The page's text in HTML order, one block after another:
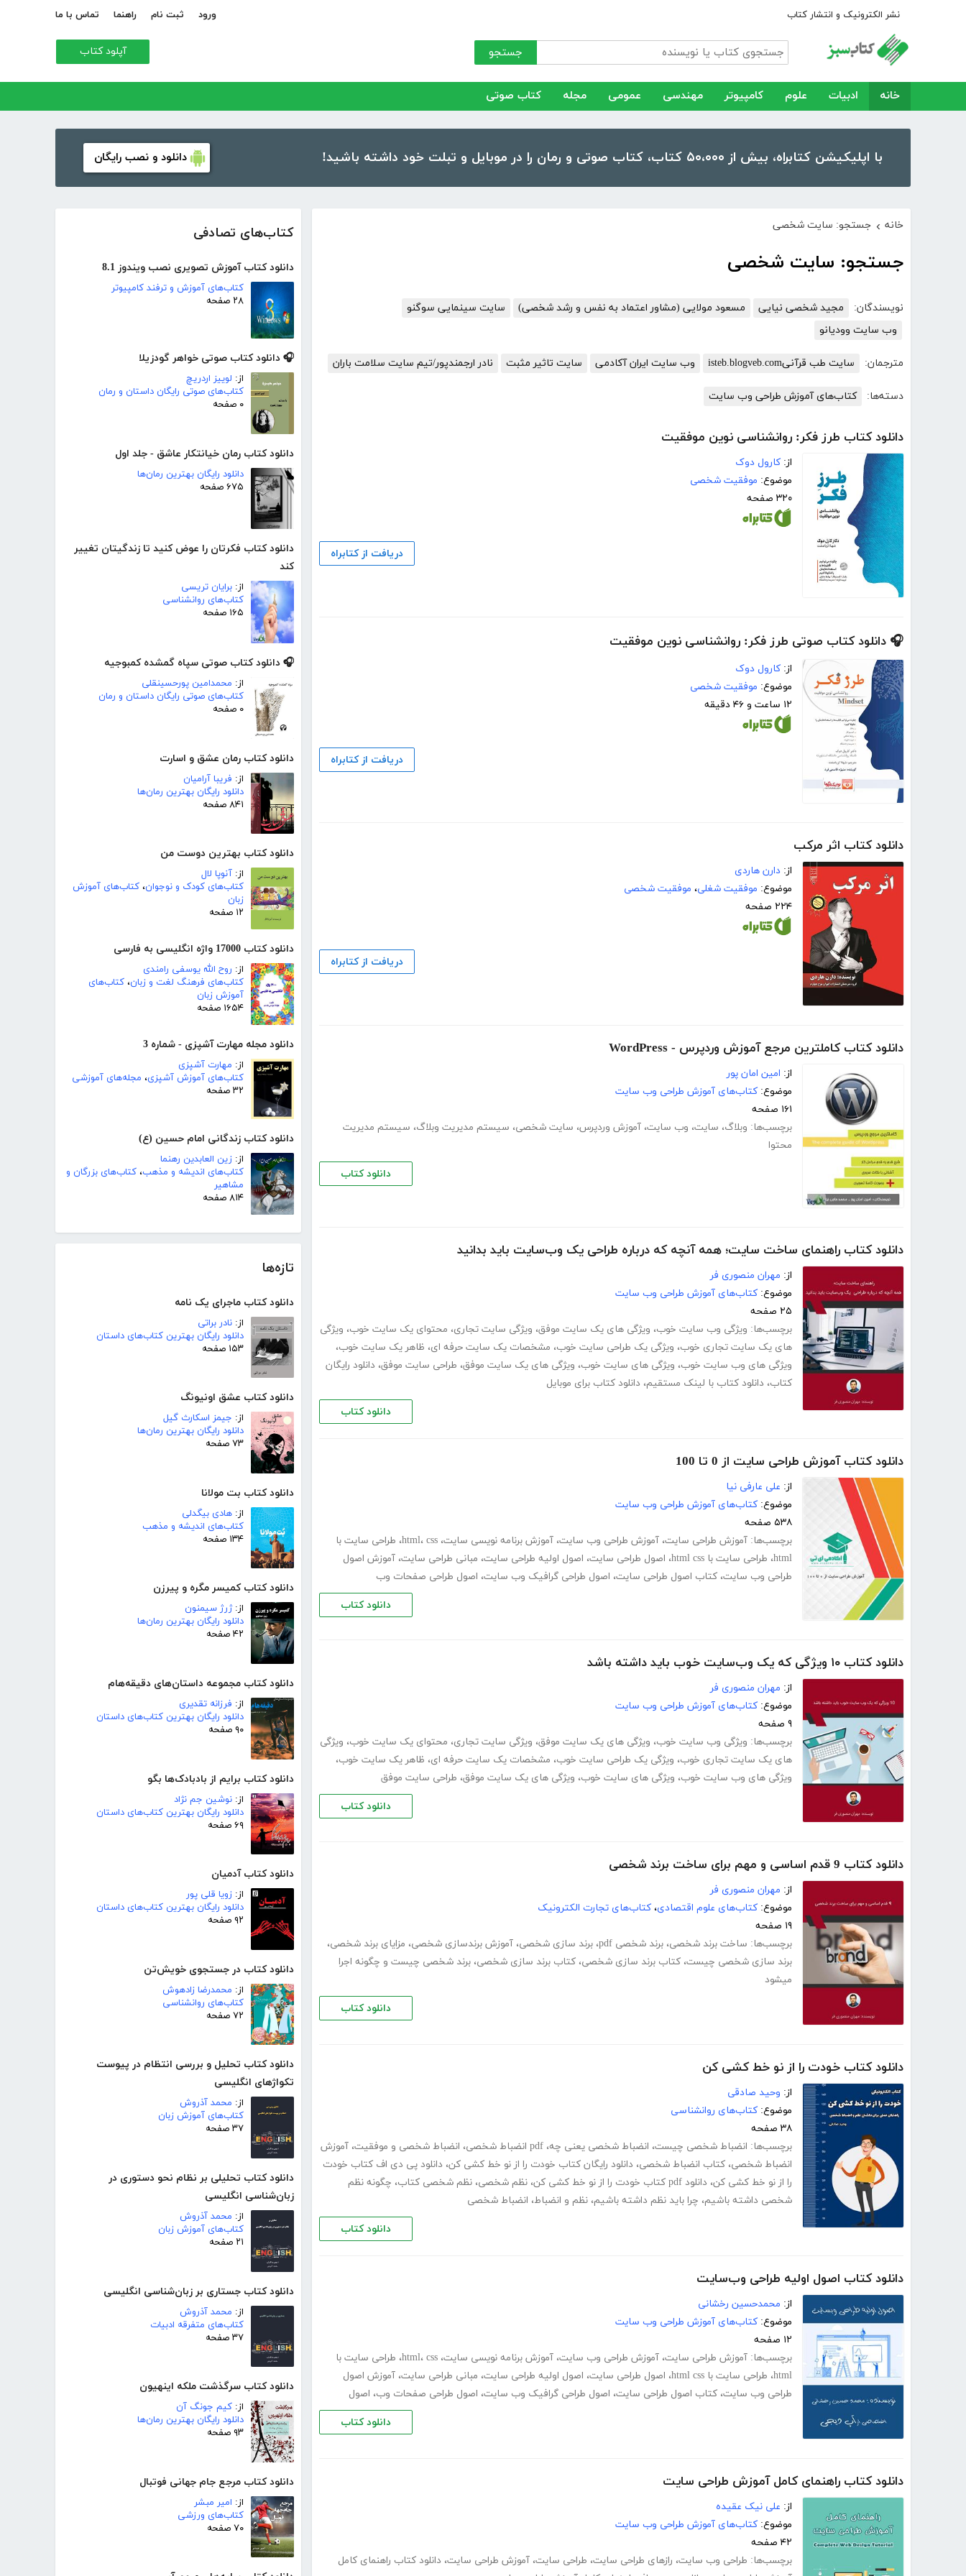
نشر الکترونیک و انتشار کتاب ورود ثبت نام راهنما تماس با ما
جستجو آپلود کتاب
خانه ادبیات علوم کامپیوتر مهندسی عمومی مجله کتاب صوتی
با اپلیکیشن کتابراه، بیش از ۵۰،۰۰۰ کتاب، کتاب صوتی و رمان را در موبایل و تبلت خود داشته باشید! دانلود و نصب رایگان
کتاب‌های تصادفی
دانلود کتاب آموزش تصویری نصب ویندوز 8.1
کتاب‌های آموزش و ترفند کامپیوتر
۲۸ صفحه
🎧 دانلود کتاب صوتی خواهر گودزیلا
از: لوییز اردریچ
کتاب‌های صوتی رایگان داستان و رمان
۰ صفحه
دانلود کتاب رمان خیانتکار عاشق - جلد اول
دانلود رایگان بهترین رمان‌ها
۶۷۵ صفحه
دانلود کتاب فکرتان را عوض کنید تا زندگیتان تغییر
کند
از: برایان تریسی
کتاب‌های روانشناسی
۱۶۵ صفحه
🎧 دانلود کتاب صوتی سپاه گمشده کمبوجیه
از: محمدامین پورحسینقلی
کتاب‌های صوتی رایگان داستان و رمان
۰ صفحه
دانلود کتاب رمان عشق و اسارت
از: فریبا آرامیان
دانلود رایگان بهترین رمان‌ها
۸۴۱ صفحه
دانلود کتاب بهترین دوست من
از: آنوپا لال
کتاب‌های کودک و نوجوان، کتاب‌های آموزش
زبان
۱۲ صفحه
دانلود کتاب 17000 واژه انگلیسی به فارسی
از: روح الله یوسفی رامندی
کتاب‌های فرهنگ لغت و زبان، کتاب‌های
آموزش زبان
۱۶۵۴ صفحه
دانلود مجله مهارت آشپزی - شماره 3
از: مهارت آشپزی
کتاب‌های آموزش آشپزی، مجله‌های آموزشی
۳۲ صفحه
دانلود کتاب زندگانی امام حسین (ع)
از: زین العابدین رهنما
کتاب‌های اندیشه و مذهب، کتاب‌های بزرگان و
مشاهیر
۸۱۴ صفحه
تازه‌ها
دانلود کتاب ماجرای یک نامه
از: نادر براتی
دانلود رایگان بهترین کتاب‌های داستان
۱۵۳ صفحه
دانلود کتاب عشق اونیونگ
از: جیمز اسکارث گیل
دانلود رایگان بهترین رمان‌ها
۷۳ صفحه
دانلود کتاب بت مولانا
از: هادی بیگدلی
کتاب‌های اندیشه و مذهب
۱۳۴ صفحه
دانلود کتاب کمیسر مگره و پیرزن
از:ژرژ سیمنون
دانلود رایگان بهترین رمان‌ها
۴۲ صفحه
دانلود کتاب مجموعه داستان‌های دقیقه‌هام
از: فرزانه تقدیری
دانلود رایگان بهترین کتاب‌های داستان
۹۰ صفحه
دانلود کتاب برایم از بادبادک‌ها بگو
از: نوشین جم نژاد
دانلود رایگان بهترین کتاب‌های داستان
۶۹ صفحه
دانلود کتاب آدمیان
از: زویا قلی پور
دانلود رایگان بهترین کتاب‌های داستان
۹۲ صفحه
دانلود کتاب در جستجوی خویش‌تن
از: محمدرضا زادهوش
کتاب‌های روانشناسی
۷۲ صفحه
دانلود کتاب تحلیل و بررسی انتظام در پیوست
تکواژهای انگلیسی
از: محمد آذروش
کتاب‌های آموزش زبان
۳۷ صفحه
دانلود کتاب تحلیلی بر نظام نحو دستوری در
زبان‌شناسی انگلیسی
از: محمد آذروش
کتاب‌های آموزش زبان
۲۱ صفحه
دانلود کتاب جستاری بر زبان‌شناسی انگلیسی
از: محمد آذروش
کتاب‌های متفرقه ادبیات
۳۷ صفحه
دانلود کتاب سرگذشت ملکه اینهیون
از: کیم جونگ آن
دانلود رایگان بهترین رمان‌ها
۹۳ صفحه
دانلود کتاب مرجع جام جهانی فوتبال
از: امیر مبشر
کتاب‌های ورزشی
۷۰ صفحه
خانه › جستجو: سایت شخصی
جستجو: سایت شخصی
نویسندگان: مجید شخصی نیایی مسعود مولایی (مشاور اعتماد به نفس و رشد شخصی)
سایت سینمایی سوگنو
وب سایت وودیانو
مترجمان: سایت طب قرآنیisteb.blogveb.com وب سایت ایران آکادمی سایت تاثیر مثبت نادر ارجمندپور/تیم سایت سلامت باران
دسته‌ها: کتاب‌های آموزش طراحی وب سایت
دانلود کتاب طرز فکر: روانشناسی نوین موفقیت
از: کارول دوک
موضوع: موفقیت شخصی
۳۲۰ صفحه
دریافت از کتابراه
🎧 دانلود کتاب صوتی طرز فکر: روانشناسی نوین موفقیت
از: کارول دوک
موضوع: موفقیت شخصی
۱۲ ساعت و ۴۶ دقیقه
دریافت از کتابراه
دانلود کتاب اثر مرکب
از: دارن هاردی
موضوع: موفقیت شغلی، موفقیت شخصی
۲۲۴ صفحه
دریافت از کتابراه
دانلود کتاب کاملترین مرجع آموزش وردپرس - WordPress
از: امین امان پور
موضوع: کتاب‌های آموزش طراحی وب سایت
۱۶۱ صفحه
برچسب‌ها: وبلاگ، سایت، وب سایت، آموزش وردپرس، سایت شخصی، سیستم مدیریت وبلاگ، سیستم مدیریت
محتوا
دانلود کتاب
دانلود کتاب راهنمای ساخت سایت؛ همه آنچه که درباره طراحی یک وب‌سایت باید بدانید
از: مهران منصوری فر
موضوع: کتاب‌های آموزش طراحی وب سایت
۲۵ صفحه
برچسب‌ها: ویژگی وب سایت خوب، ویژگی های یک سایت موفق، ویژگی سایت تجاری، محتوای یک سایت خوب، ویژگی
های یک سایت تجاری خوب، ویژگی یک طراحی سایت خوب، مشخصات یک سایت حرفه ای، ظاهر یک سایت خوب،
ویژگی های وب سایت خوب، ویژگی های سایت خوب، ویژگی های یک سایت موفق، طراحی سایت موفق، دانلود رایگان
کتاب، دانلود کتاب با لینک مستقیم، دانلود کتاب برای موبایل
دانلود کتاب
دانلود کتاب آموزش طراحی سایت از 0 تا 100
از: علی عارفی نیا
موضوع: کتاب‌های آموزش طراحی وب سایت
۵۳۸ صفحه
برچسب‌ها: آموزش طراحی سایت، آموزش طراحی وب سایت، آموزش برنامه نویسی سایت، html، css ، طراحی سایت با
html، طراحی سایت با html css ، اصول طراحی سایت، اصول اولیه طراحی سایت، مبانی طراحی سایت، آموزش اصول
طراحی وب سایت، کتاب اصول طراحی سایت، اصول طراحی گرافیک وب سایت، اصول طراحی صفحات وب
دانلود کتاب
دانلود کتاب ۱۰ ویژگی که یک وب‌سایت خوب باید داشته باشد
از: مهران منصوری فر
موضوع: کتاب‌های آموزش طراحی وب سایت
۹ صفحه
برچسب‌ها: ویژگی وب سایت خوب، ویژگی های یک سایت موفق، ویژگی سایت تجاری، محتوای یک سایت خوب، ویژگی
های یک سایت تجاری خوب، ویژگی یک طراحی سایت خوب، مشخصات یک سایت حرفه ای، ظاهر یک سایت خوب،
ویژگی های وب سایت خوب، ویژگی های سایت خوب، ویژگی های یک سایت موفق، طراحی سایت موفق
دانلود کتاب
دانلود کتاب 9 قدم اساسی و مهم برای ساخت برند شخصی
از: مهران منصوری فر
موضوع: کتاب‌های علوم اقتصادی، کتاب‌های تجارت الکترونیک
۱۹ صفحه
برچسب‌ها: ساخت برند شخصی، برند شخصی pdf ، برند سازی شخصی، آموزش برندسازی شخصی، مزایای برند شخصی،
برند سازی شخصی چیست، کتاب برند سازی شخصی، کتاب برند سازی شخصی، برند شخصی چیست و چگونه اجرا
میشود
دانلود کتاب
دانلود کتاب خودت را از نو خط کشی کن
از: وحید صادقی
موضوع: کتاب‌های روانشناسی
۳۸ صفحه
برچسب‌ها: انضباط شخصی چیست، انضباط شخصی یعنی چه، pdf انضباط شخصی ، انضباط شخصی و موفقیت، آموزش
انضباط شخصی، کتاب انضباط شخصی، دانلود رایگان کتاب خودت را از نو خط کشی کن، دانلود پی دی اف کتاب خودت
را از نو خط کشی کن، دانلود pdf کتاب خودت را از نو خط کشی کن ، نظم شخصی، نظم شخصی کتاب، چگونه نظم
شخصی داشته باشیم، چرا باید نظم داشته باشیم، نظم و انضباط، انضباط شخصی
دانلود کتاب
دانلود کتاب اصول اولیه طراحی وب‌سایت
از: محمد‌حسین رخشانی
موضوع: کتاب‌های آموزش طراحی وب سایت
۱۲ صفحه
برچسب‌ها: آموزش طراحی سایت، آموزش طراحی وب سایت، آموزش برنامه نویسی سایت، html، css ، طراحی سایت با
html، طراحی سایت با html css ، اصول طراحی سایت، اصول اولیه طراحی سایت، مبانی طراحی سایت، آموزش اصول
طراحی وب سایت، کتاب اصول طراحی سایت، اصول طراحی گرافیک وب سایت، اصول طراحی صفحات وب، اصول
دانلود کتاب
دانلود کتاب راهنمای کامل آموزش طراحی سایت
از: علی نیک عقیده
موضوع: کتاب‌های آموزش طراحی وب سایت
۴۲ صفحه
برچسب‌ها: طراحی وب سایت، رازهای طراحی سایت، طراحی سایت، آموزش طراحی سایت، دانلود کتاب راهنمای کامل